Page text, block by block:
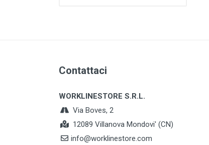
Contattaci
WORKLINESTORE S.R.L.
Via Boves, 2
12089 Villanova Mondovi' (CN)
info@worklinestore.com